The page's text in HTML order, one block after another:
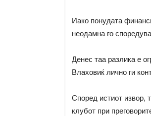
Иако понудата
неодамна го
Денес таа разлика е
Влаховиќ лично ги
Според истиот извор,
клубот при